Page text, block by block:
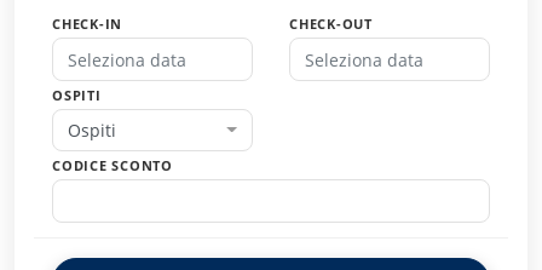
CHECK-IN CHECK-OUT
OSPITI
Ospiti
CODICE SCONTO